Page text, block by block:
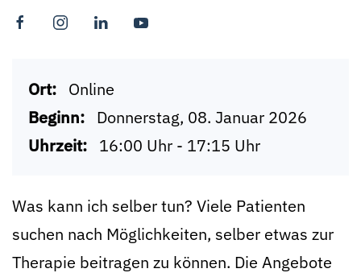
Ort: Online
Beginn: Donnerstag, 08. Januar 2026
Uhrzeit: 16:00 Uhr - 17:15 Uhr
Was kann ich selber tun? Viele Patienten
suchen nach Möglichkeiten, selber etwas zur
Therapie beitragen zu können. Die Angebote